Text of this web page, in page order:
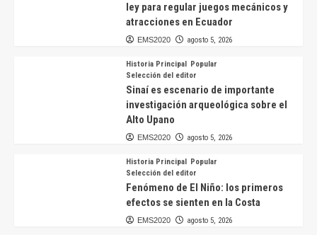
ley para regular juegos mecánicos y
atracciones en Ecuador
EMS2020 agosto 5, 2026
Historia Principal
Popular
Selección del editor
Sinaí es escenario de importante
investigación arqueológica sobre el
Alto Upano
EMS2020 agosto 5, 2026
Historia Principal
Popular
Selección del editor
Fenómeno de El Niño: los primeros
efectos se sienten en la Costa
EMS2020 agosto 5, 2026